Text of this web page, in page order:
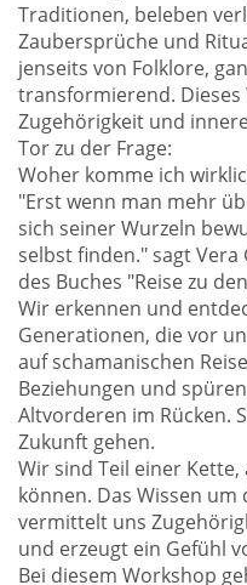
Traditionen, beleben
Zaubersprüche und
jenseits von Folklore,
transformierend.
Zugehörigkeit und
Tor zu der Frage:
Woher komme ich
"Erst wenn man mehr
sich seiner Wurzeln
selbst finden." sagt
des Buches "Reise zu
Wir erkennen und
Generationen, die vor
auf schamanischen
Beziehungen und
Altvorderen im Rücken.
Zukunft gehen.
Wir sind Teil einer
können. Das Wissen
vermittelt uns
und erzeugt ein Gefühl
Bei diesem Workshop